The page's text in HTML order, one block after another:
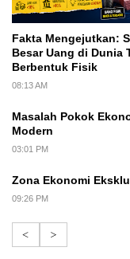
Fakta Mengejutkan:
Besar Uang di Dunia
Berbentuk Fisik
08:13 AM
Masalah Pokok
Modern
03:01 PM
Zona Ekonomi
09:26 PM
< >